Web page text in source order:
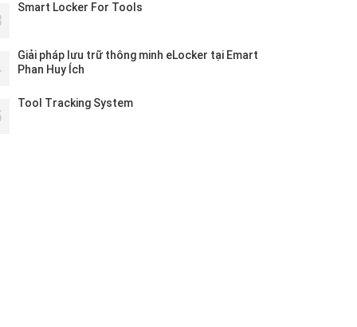
Smart Locker For Tools
Giải pháp lưu trữ thông minh eLocker tại Emart
Phan Huy Ích
Tool Tracking System